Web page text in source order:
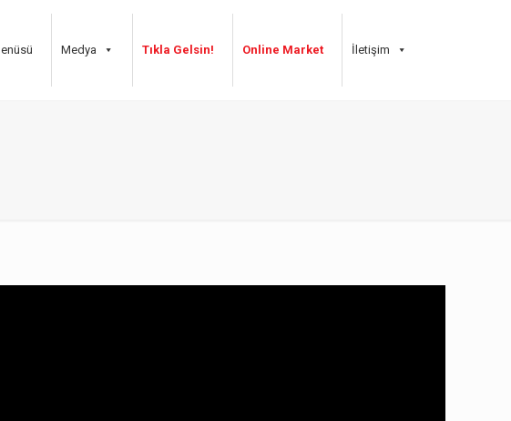
Medya Tıkla Gelsin! Online Market İletişim